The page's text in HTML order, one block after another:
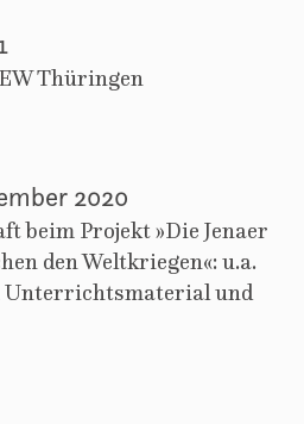
Thüringen
2020
beim Projekt »Die Jenaer
den Weltkriegen«: u.a.
Unterrichtsmaterial und